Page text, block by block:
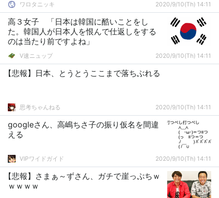
ワロタニッキ 2020/9/10(Th) 14:11
高３女子 「日本は韓国に酷いことをし
た。韓国人が日本人を恨んで仕返しをする
のは当たり前ですよね」
V速ニュップ 2020/9/10(Th) 14:11
【悲報】日本、とうとうここまで落ちぶれる
思考ちゃんねる 2020/9/10(Th) 14:11
googleさん、高嶋ちさ子の振り仮名を間違
える
VIPワイドガイド 2020/9/10(Th) 14:11
【悲報】さまぁ～ずさん、ガチで崖っぷちｗ
ｗｗｗｗ